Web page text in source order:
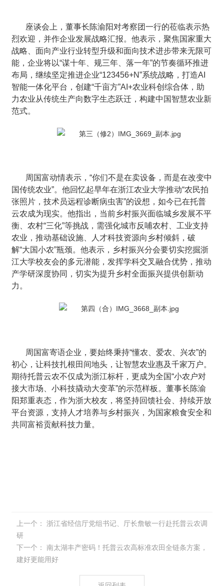
座谈会上，董事长陈渝阳对考察团一行的莅临表示热
烈欢迎，并作企业发展战略汇报。他表示，聚焦国家重大
战略、面向产业行业转型升级和面向技术进步带来无限可
能，企业将以“谋十年、规三年、落一年”的节奏循环推进
布局，继续坚定推进企业“123456+N”系统战略，打造AI
智能一体化平台，创建“千亩方”AI+农业科创综合体，助
力农业从传统生产向数字生态跃迁，构建中国智慧农业新
范式。
周国富动情表示，“你们不是在卖设备，而是在改变中
国传统农业”。他回忆起早年在浙江农业大学推动“农民拍
张照片，技术员远程诊断病虫害”的设想，如今已在托普
云农成为现实。他指出，当前乡村振兴面临城乡发展不平
衡、农村“三化”等挑战，需强化城市反哺农村、工业支持
农业，推动基础设施、人才科技资源向乡村倾斜，破
解“大国小农”瓶颈。他表示，乡村振兴分会要切实挖掘浙
江大学校友会的多元潜能，发挥学科交叉融合优势，推动
产学研深度协同，切实为提升乡村全面振兴提供创新动
力。
周国富寄语企业，要始终秉持“懂农、爱农、兴农”的
初心，让科技扎根田间地头，让智慧农业惠及千家万户。
期待托普云农不仅成为浙江标杆，更成为全国“小农户对
接大市场、小科技撬动大变革”的示范样板。董事长陈渝
阳郑重表态，作为浙大校友，将坚持回馈社会、持续开放
平台资源，支持人才培养与乡村振兴，为国家粮食安全和
共同富裕贡献科技力量。
上一个：
浙江省经信厅党组书记、厅长詹敏一行赴托普云农调
研
下一个：
南太湖丰产密码！托普云农高标准农田全链条方案，
建好更能用好